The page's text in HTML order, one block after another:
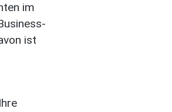
im
ist